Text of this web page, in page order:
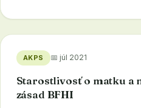
AKPS 📅 júl 2021
Starostlivosť o matku a
zásad BFHI